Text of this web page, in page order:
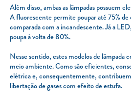
Além disso, ambas as lâmpadas possuem
A fluorescente permite poupar até 75%
comparada com a incandescente. Já a
poupa à volta de 80%.
Nesse sentido, estes modelos de lâmpada
meio ambiente. Como são eficientes,
elétrica e, consequentemente,
libertação de gases com efeito de estufa.